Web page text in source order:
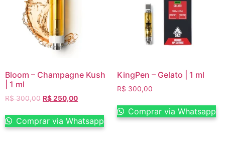
Bloom – Champagne Kush
| 1 ml
R$300,00 R$250,00
Comprar via Whatsapp
KingPen – Gelato | 1 ml
R$ 300,00
Comprar via Whatsapp